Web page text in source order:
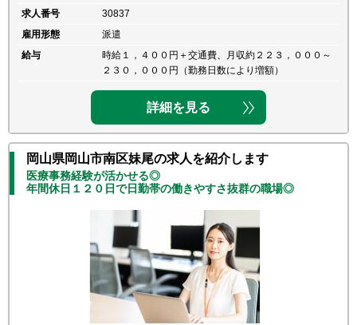
求人番号
30837
雇用形態
派遣
給与
時給１，４００円＋交通費、月収約２２３，０００～
２３０，０００円（勤務日数により増額）
詳細を見る
岡山県岡山市南区妹尾の求人を紹介します
医療事務経験が活かせる◎
年間休日１２０日で日勤帯の働きやすさ抜群の職場◎